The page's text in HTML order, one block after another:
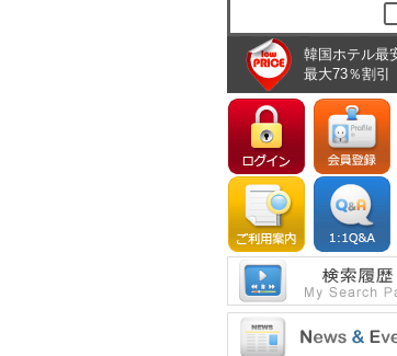
韓国ホテル最
最大73％割引